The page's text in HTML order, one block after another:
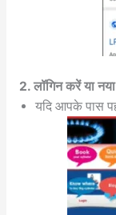
2. लॉगिन करें या
यदि आपके पास